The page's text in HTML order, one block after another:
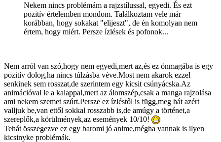
Nekem nincs problémám a rajzstílussal, egyedi. És ezt
pozitív értelemben mondom. Találkoztam vele már
korábban, hogy sokakat "elijeszt", de én komolyan nem
értem, hogy miért. Persze ízlések és pofonok...
Nem arról van szó,hogy nem egyedi,mert az,és ez önmagába is egy
pozitív dolog,ha nincs túlzásba véve.Most nem akarok ezzel
senkinek sem rosszat,de szerintem egy kicsit csúnyácska.Az
animációval le a kalappal,mert az álomszép,csak a manga rajzolása
ami nekem szemet szúrt.Persze ez ízléstől is függ,meg hát azért
valljuk be,van ettől sokkal rosszabb is,de amúgy a történet,a
szereplők,a körülmények,az események 10/10!
Tehát összegezve ez egy baromi jó anime,mégha vannak is ilyen
kicsinyke problémák.